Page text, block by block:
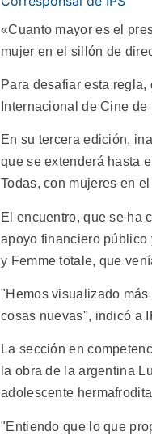
«Cuanto mayor es el
mujer en el sillón de
Para desafiar esta
Internacional de Cine
En su tercera edición,
que se extenderá hasta
Todas, con mujeres en
El encuentro, que se ha
apoyo financiero público
y Femme totale, que
"Hemos visualizado
cosas nuevas", indicó a
La sección en
la obra de la argentina
adolescente
"Entiendo que lo que